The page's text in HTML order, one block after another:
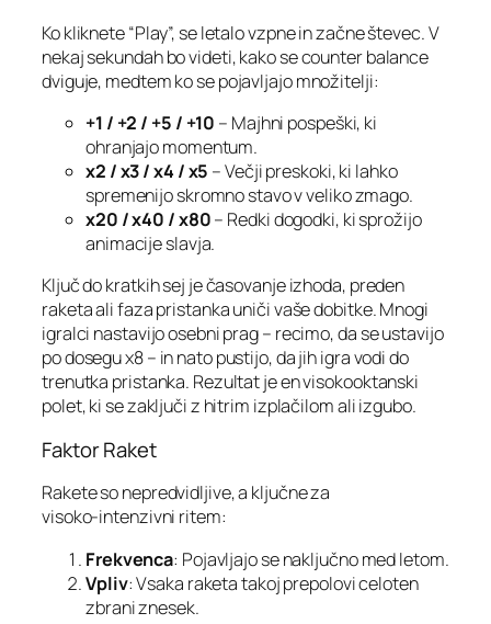
Ko kliknete “Play”, se letalo vzpne in začne števec. V
nekaj sekundah bo videti, kako se counter balance
dviguje, medtem ko se pojavljajo množitelji:
+1 / +2 / +5 / +10 – Majhni pospeški, ki
ohranjajo momentum.
x2 / x3 / x4 / x5 – Večji preskoki, ki lahko
spremenijo skromno stavo v veliko zmago.
x20 / x40 / x80– Redki dogodki, ki sprožijo
animacije slavja.
Ključ do kratkih sej je časovanje izhoda, preden
raketa ali faza pristanka uniči vaše dobitke. Mnogi
igralci nastavijo osebni prag – recimo, da se ustavijo
po dosegu x8 – in nato pustijo, da jih igra vodi do
trenutka pristanka. Rezultat je en visokooktanski
polet, ki se zaključi z hitrim izplačilom ali izgubo.
Faktor Raket
Rakete so nepredvidljive, a ključne za
visoko‑intenzivni ritem:
Frekvenca: Pojavljajo se naključno med letom.
Vpliv: Vsaka raketa takoj prepolovi celoten
zbrani znesek.